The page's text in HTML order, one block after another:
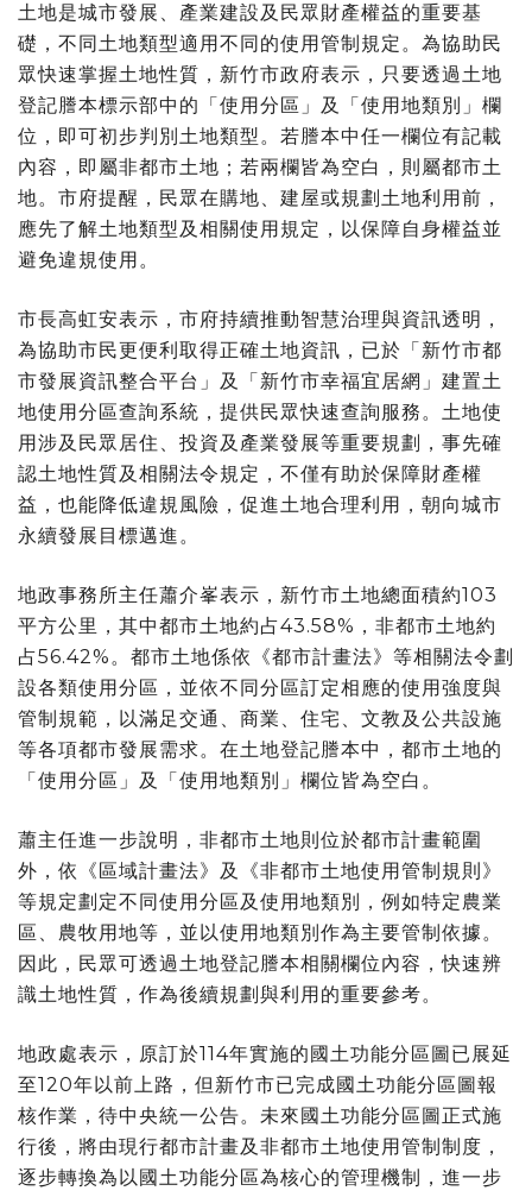
土地是城市發展、產業建設及民眾財產權益的重要基
礎，不同土地類型適用不同的使用管制規定。為協助民
眾快速掌握土地性質，新竹市政府表示，只要透過土地
登記謄本標示部中的「使用分區」及「使用地類別」欄
位，即可初步判別土地類型。若謄本中任一欄位有記載
內容，即屬非都市土地；若兩欄皆為空白，則屬都市土
地。市府提醒，民眾在購地、建屋或規劃土地利用前，
應先了解土地類型及相關使用規定，以保障自身權益並
避免違規使用。
市長高虹安表示，市府持續推動智慧治理與資訊透明，
為協助市民更便利取得正確土地資訊，已於「新竹市都
市發展資訊整合平台」及「新竹市幸福宜居網」建置土
地使用分區查詢系統，提供民眾快速查詢服務。土地使
用涉及民眾居住、投資及產業發展等重要規劃，事先確
認土地性質及相關法令規定，不僅有助於保障財產權
益，也能降低違規風險，促進土地合理利用，朝向城市
永續發展目標邁進。
地政事務所主任蕭介峯表示，新竹市土地總面積約103
平方公里，其中都市土地約占43.58%，非都市土地約
占56.42%。都市土地係依《都市計畫法》等相關法令劃
設各類使用分區，並依不同分區訂定相應的使用強度與
管制規範，以滿足交通、商業、住宅、文教及公共設施
等各項都市發展需求。在土地登記謄本中，都市土地的
「使用分區」及「使用地類別」欄位皆為空白。
蕭主任進一步說明，非都市土地則位於都市計畫範圍
外，依《區域計畫法》及《非都市土地使用管制規則》
等規定劃定不同使用分區及使用地類別，例如特定農業
區、農牧用地等，並以使用地類別作為主要管制依據。
因此，民眾可透過土地登記謄本相關欄位內容，快速辨
識土地性質，作為後續規劃與利用的重要參考。
地政處表示，原訂於114年實施的國土功能分區圖已展延
至120年以前上路，但新竹市已完成國土功能分區圖報
核作業，待中央統一公告。未來國土功能分區圖正式施
行後，將由現行都市計畫及非都市土地使用管制制度，
逐步轉換為以國土功能分區為核心的管理機制，進一步